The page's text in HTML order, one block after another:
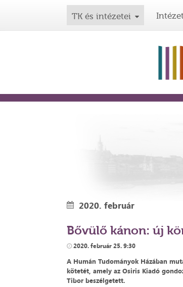
TK és intézetei
2020. február
Bővülő kánon: új
2020. február 25. 9:30
A Humán Tudományok Házában
kötetét, amely az Osiris Kiadó
Tibor beszélgetett.